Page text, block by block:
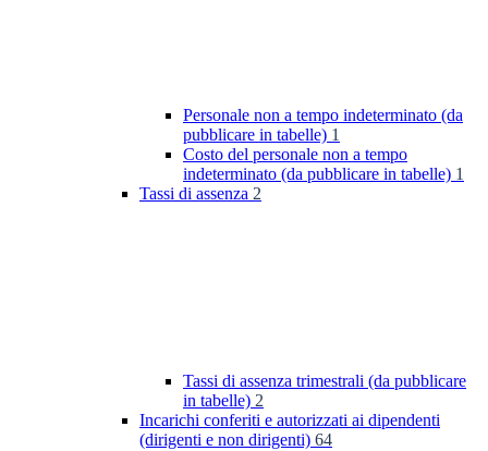
Personale non a tempo indeterminato (da
pubblicare in tabelle) 1
Costo del personale non a tempo
indeterminato (da pubblicare in tabelle) 1
Tassi di assenza 2
Tassi di assenza trimestrali (da pubblicare
in tabelle) 2
Incarichi conferiti e autorizzati ai dipendenti
(dirigenti e non dirigenti) 64